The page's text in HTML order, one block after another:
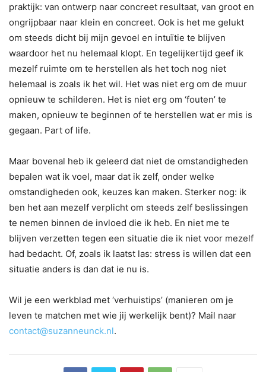
praktijk: van ontwerp naar concreet resultaat, van groot en
ongrijpbaar naar klein en concreet. Ook is het me gelukt
om steeds dicht bij mijn gevoel en intuïtie te blijven
waardoor het nu helemaal klopt. En tegelijkertijd geef ik
mezelf ruimte om te herstellen als het toch nog niet
helemaal is zoals ik het wil. Het was niet erg om de muur
opnieuw te schilderen. Het is niet erg om ‘fouten’ te
maken, opnieuw te beginnen of te herstellen wat er mis is
gegaan. Part of life.
Maar bovenal heb ik geleerd dat niet de omstandigheden
bepalen wat ik voel, maar dat ik zelf, onder welke
omstandigheden ook, keuzes kan maken. Sterker nog: ik
ben het aan mezelf verplicht om steeds zelf beslissingen
te nemen binnen de invloed die ik heb. En niet me te
blijven verzetten tegen een situatie die ik niet voor mezelf
had bedacht. Of, zoals ik laatst las: stress is willen dat een
situatie anders is dan dat ie nu is.
Wil je een werkblad met ‘verhuistips’ (manieren om je
leven te matchen met wie jij werkelijk bent)? Mail naar
contact@suzanneunck.nl.